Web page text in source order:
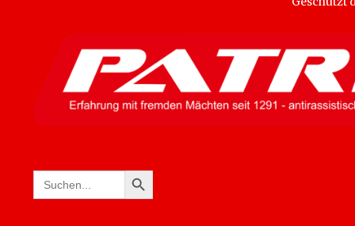
Search
for:
SEARCH BUTTON